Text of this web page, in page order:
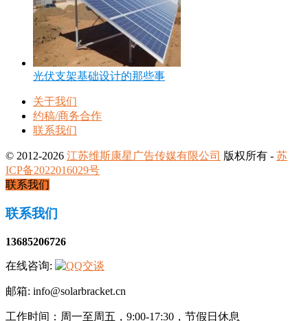
光伏支架基础设计的那些事
关于我们
约稿/商务合作
联系我们
© 2012-2026 江苏维斯康星广告传媒有限公司 版权所有 - 苏
ICP备2022016029号
联系我们
联系我们
13685206726
在线咨询:
邮箱: info@solarbracket.cn
工作时间：周一至周五，9:00-17:30，节假日休息